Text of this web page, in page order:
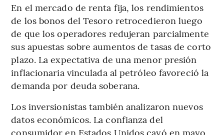
En el mercado de renta fija, los rendimientos
de los bonos del Tesoro retrocedieron luego
de que los operadores redujeran parcialmente
sus apuestas sobre aumentos de tasas de corto
plazo. La expectativa de una menor presión
inflacionaria vinculada al petróleo favoreció la
demanda por deuda soberana.
Los inversionistas también analizaron nuevos
datos económicos. La confianza del
consumidor en Estados Unidos cayó en mayo